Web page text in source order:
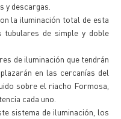
y descargas.
la iluminación total de esta
tubulares de simple y doble
de iluminación que tendrán
en las cercanías del
sobre el riacho Formosa,
cada uno.
sistema de iluminación, los